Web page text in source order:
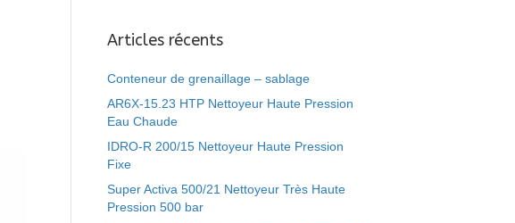
Articles récents
Conteneur de grenaillage – sablage
AR6X-15.23 HTP Nettoyeur Haute Pression
Eau Chaude
IDRO-R 200/15 Nettoyeur Haute Pression
Fixe
Super Activa 500/21 Nettoyeur Très Haute
Pression 500 bar